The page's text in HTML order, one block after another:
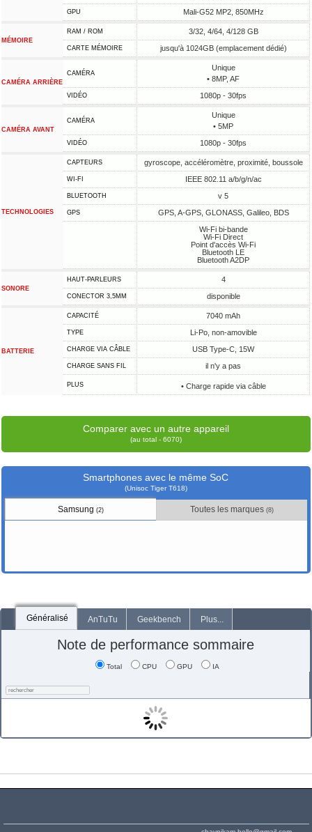
GPU Mali-G52 MP2, 850MHz
MÉMOIRE
RAM / ROM 3/32, 4/64, 4/128 GB
CARTE MÉMOIRE jusqu'à 1024GB (emplacement dédié)
CAMÉRA ARRIÈRE
CAMÉRA
Unique
• 8MP, AF
VIDÉO 1080p - 30fps
CAMÉRA AVANT
CAMÉRA
Unique
• 5MP
VIDÉO 1080p - 30fps
TECHNOLOGIES
CAPTEURS gyroscope, accéléromètre, proximité, boussole
WI-FI IEEE 802.11 a/b/g/n/ac
BLUETOOTH v 5
GPS
GPS, A-GPS, GLONASS, Galileo, BDS
Wi-Fi bi-bande
Wi-Fi Direct
Point d'accès Wi-Fi
Bluetooth LE
Bluetooth A2DP
SONORE
HAUT-PARLEURS 4
CONECTOR 3,5MM disponible
BATTERIE
CAPACITÉ 7040 mAh
TYPE Li-Po, non-amovible
CHARGE VIA CÂBLE USB Type-C, 15W
CHARGE SANS FIL il n'y a pas
PLUS • Charge rapide via câble
Comparer avec un autre appareil
(au total - 6070)
Smartphones avec le même SoC
(Unisoc Tiger T618)
Samsung (2) Toutes les marques (8)
Généralisé AnTuTu Geekbench Plus...
Note de performance sommaire
Total CPU GPU IA